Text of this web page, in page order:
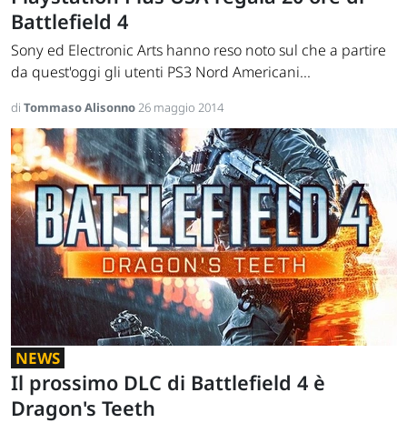
Battlefield 4
Sony ed Electronic Arts hanno reso noto sul che a partire
da quest'oggi gli utenti PS3 Nord Americani...
di Tommaso Alisonno26 maggio 2014
NEWS
Il prossimo DLC di Battlefield 4 è
Dragon's Teeth